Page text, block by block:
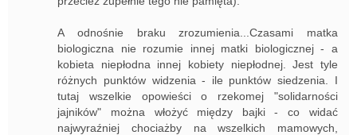
A odnośnie braku zrozumienia...Czasami matka
biologiczna nie rozumie innej matki biologicznej - a
kobieta niepłodna innej kobiety niepłodnej. Jest tyle
różnych punktów widzenia - ile punktów siedzenia. I
tutaj wszelkie opowieści o rzekomej "solidarności
jajników" można włożyć między bajki - co widać
najwyraźniej chociażby na wszelkich mamowych,